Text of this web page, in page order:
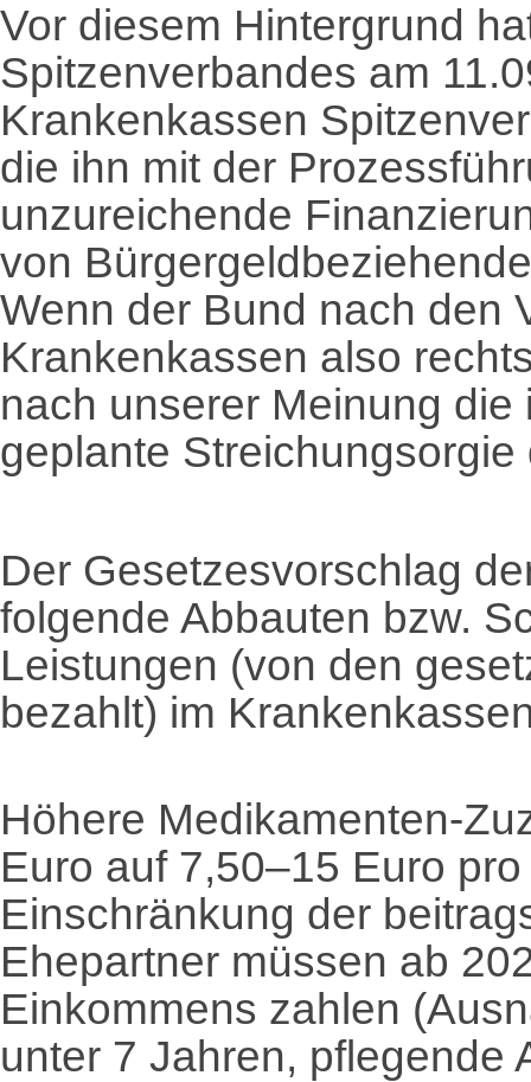
Vor diesem Hintergrund
Spitzenverbandes am
Krankenkassen
die ihn mit der
unzureichende
von
Wenn der Bund nach den
Krankenkassen also
nach unserer Meinung
geplante
Der Gesetzesvorschlag
folgende Abbauten bzw.
Leistungen (von den
bezahlt) im
Höhere Medikamenten-
Euro auf 7,50–15 Euro
Einschränkung der
Ehepartner müssen ab
Einkommens zahlen
unter 7 Jahren, pflegende